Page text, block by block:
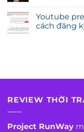
Youtube
cách đăng
REVIEW THỜI
Project RunWay